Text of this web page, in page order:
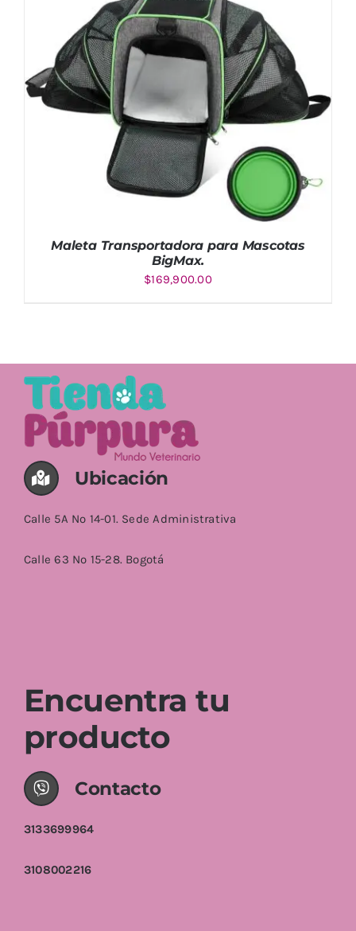
AÑADIR AL CARRITO / DETALLES
con5.00de
Maleta Transportadora para Mascotas
BigMax.
$169,900.00
Ubicación
Calle 5A No 14-01. Sede Administrativa
Calle 63 No 15-28. Bogotá
Encuentra tu
producto
Contacto
3133699964
3108002216